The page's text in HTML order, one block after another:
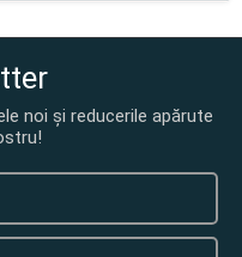
noi și reducerile apărute